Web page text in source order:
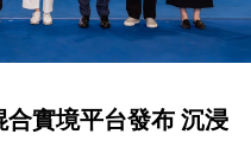
實境平台發布 沉浸